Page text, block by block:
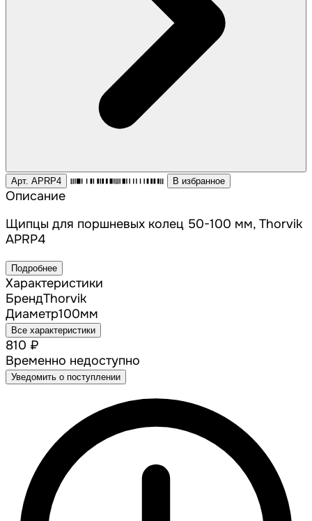
Арт. APRP4 В избранное
Описание
Щипцы для поршневых колец 50-100 мм, Thorvik
APRP4
Подробнее
Характеристики
БрендThorvik
Диаметр100мм
Все характеристики
810 ₽
Временно недоступно
Уведомить о поступлении